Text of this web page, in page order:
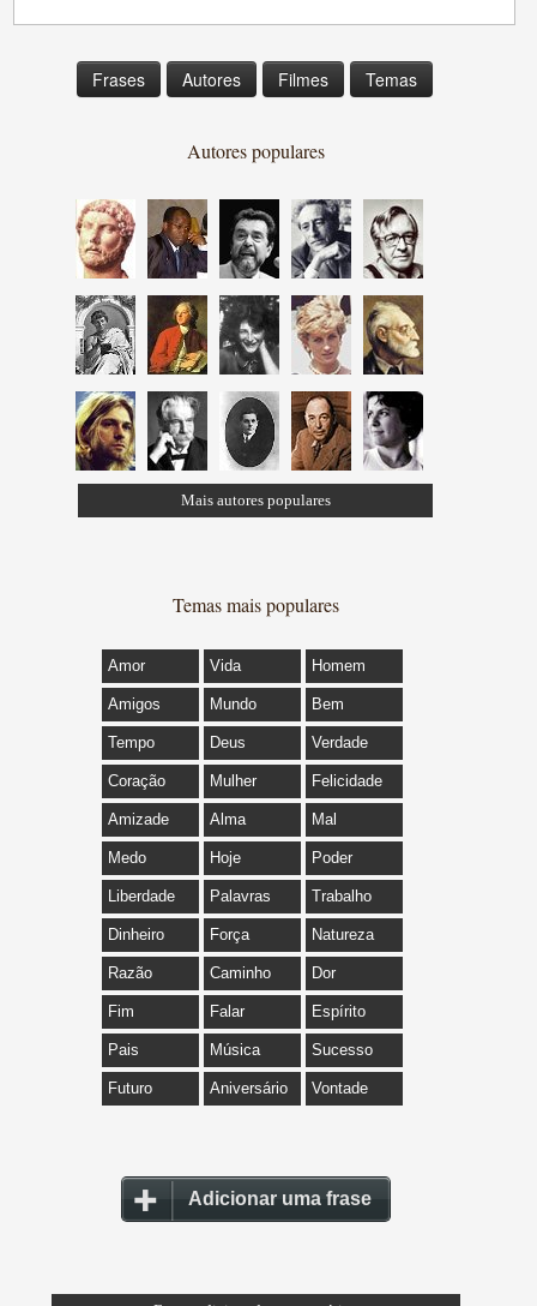
Frases Autores Filmes Temas
Autores populares
Mais autores populares
Temas mais populares
Amor Vida Homem
Amigos Mundo Bem
Tempo Deus Verdade
Coração Mulher Felicidade
Amizade Alma Mal
Medo Hoje Poder
Liberdade Palavras Trabalho
Dinheiro Força Natureza
Razão Caminho Dor
Fim Falar Espírito
Pais Música Sucesso
Futuro Aniversário Vontade
Adicionar uma frase